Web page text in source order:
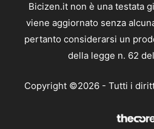
Bicizen.it non è una testata
viene aggiornato senza
pertanto considerarsi un
della legge n. 62
Copyright ©2026 - Tutti i